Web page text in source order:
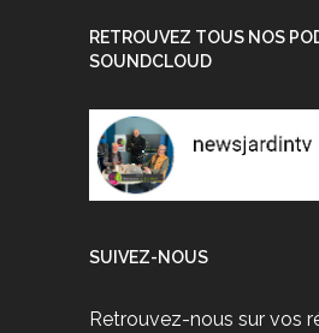
RETROUVEZ TOUS NOS
SOUNDCLOUD
SUIVEZ-NOUS
Retrouvez-nous sur vos